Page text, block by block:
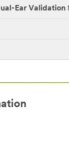
Ear Validation